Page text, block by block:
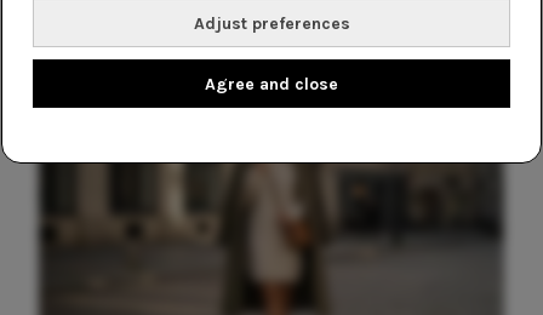
Adjust preferences
Agree and close